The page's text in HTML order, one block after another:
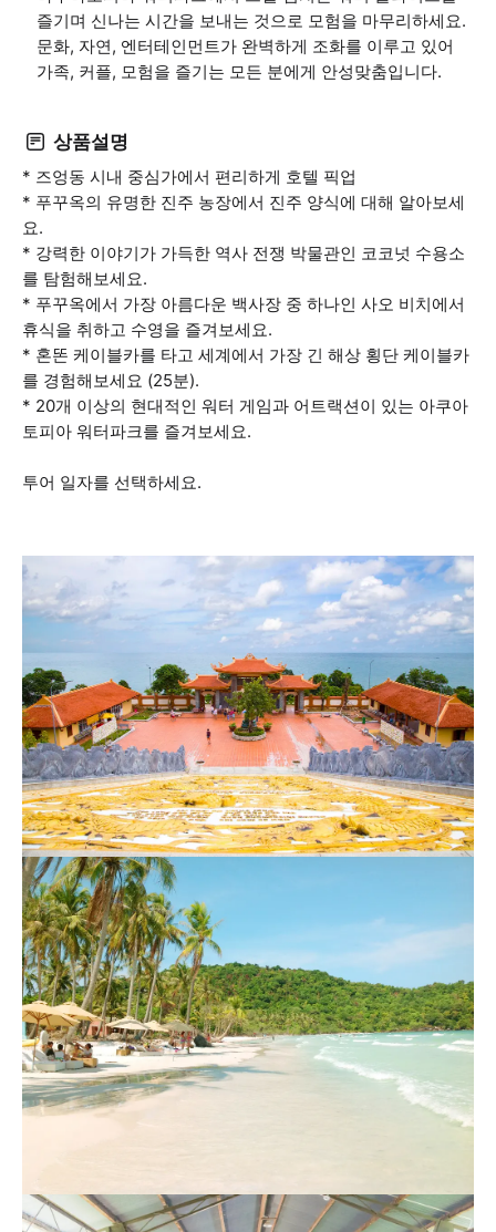
즐기며 신나는 시간을 보내는 것으로 모험을 마무리하세요.
문화, 자연, 엔터테인먼트가 완벽하게 조화를 이루고 있어
가족, 커플, 모험을 즐기는 모든 분에게 안성맞춤입니다.
상품설명
* 즈엉동 시내 중심가에서 편리하게 호텔 픽업
* 푸꾸옥의 유명한 진주 농장에서 진주 양식에 대해 알아보세
요.
* 강력한 이야기가 가득한 역사 전쟁 박물관인 코코넛 수용소
를 탐험해보세요.
* 푸꾸옥에서 가장 아름다운 백사장 중 하나인 사오 비치에서
휴식을 취하고 수영을 즐겨보세요.
* 혼똔 케이블카를 타고 세계에서 가장 긴 해상 횡단 케이블카
를 경험해보세요 (25분).
* 20개 이상의 현대적인 워터 게임과 어트랙션이 있는 아쿠아
토피아 워터파크를 즐겨보세요.
투어 일자를 선택하세요.